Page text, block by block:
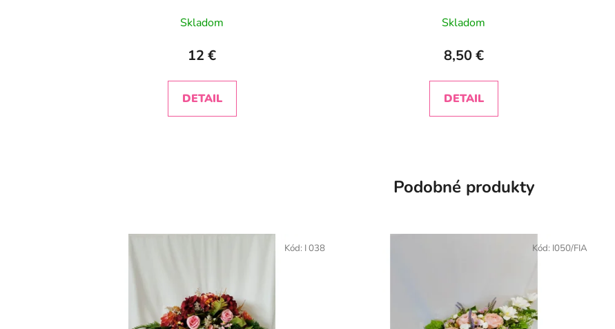
Skladom
12 €
DETAIL
Skladom
8,50 €
DETAIL
Podobné produkty
Kód: I 038 Kód: I050/FIA